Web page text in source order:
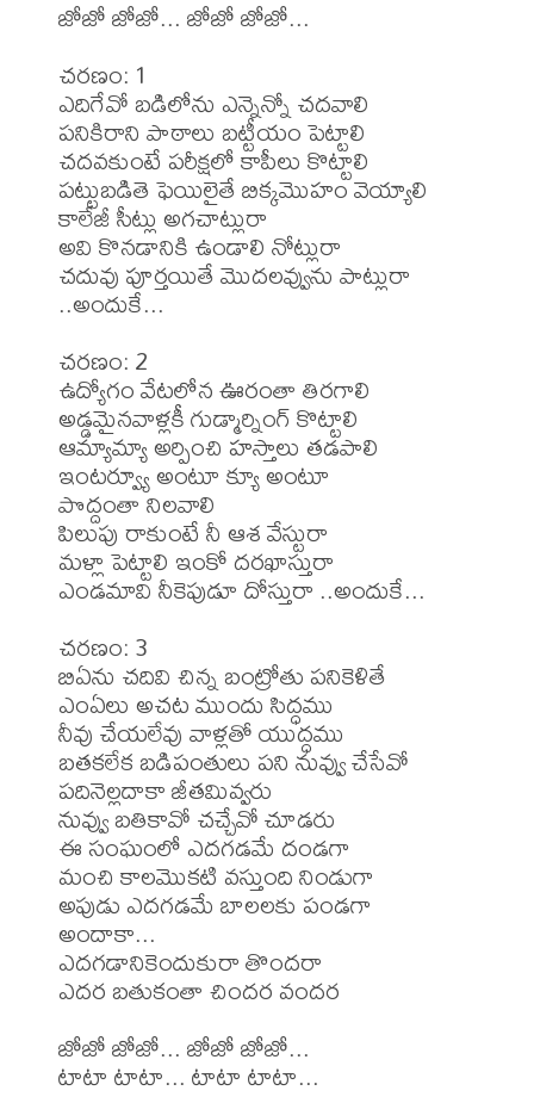
జోజో జోజో... జోజో జోజో...
చరణం: 1
ఎదిగేవో బడిలోను ఎన్నెన్నో చదవాలి
పనికిరాని పాఠాలు బట్టీయం పెట్టాలి
చదవకుంటే పరీక్షలో కాపీలు కొట్టాలి
పట్టుబడితె ఫెయిలైతే బిక్కమొహం వెయ్యాలి
కాలేజీ సీట్లు అగచాట్లురా
అవి కొనడానికి ఉండాలి నోట్లురా
చదువు పూర్తయితే మొదలవ్వును పాట్లురా
..అందుకే...
చరణం: 2
ఉద్యోగం వేటలోన ఊరంతా తిరగాలి
అడ్డమైనవాళ్లకీ గుడ్మార్నింగ్ కొట్టాలి
ఆమ్యామ్యా అర్పించి హస్తాలు తడపాలి
ఇంటర్వ్యూ అంటూ క్యూ అంటూ
పొద్దంతా నిలవాలి
పిలుపు రాకుంటే నీ ఆశ వేస్టురా
మళ్లా పెట్టాలి ఇంకో దరఖాస్తురా
ఎండమావి నీకెపుడూ దోస్తురా ..అందుకే...
చరణం: 3
బిఏను చదివి చిన్న బంట్రోతు పనికెళితే
ఎంఏలు అచట ముందు సిద్ధము
నీవు చేయలేవు వాళ్లతో యుద్ధము
బతకలేక బడిపంతులు పని నువ్వు చేసేవో
పదినెల్లదాకా జీతమివ్వరు
నువ్వు బతికావో చచ్చేవో చూడరు
ఈ సంఘంలో ఎదగడమే దండగా
మంచి కాలమొకటి వస్తుంది నిండుగా
అపుడు ఎదగడమే బాలలకు పండగా
అందాకా...
ఎదగడానికెందుకురా తొందరా
ఎదర బతుకంతా చిందర వందర
జోజో జోజో... జోజో జోజో...
టాటా టాటా... టాటా టాటా...